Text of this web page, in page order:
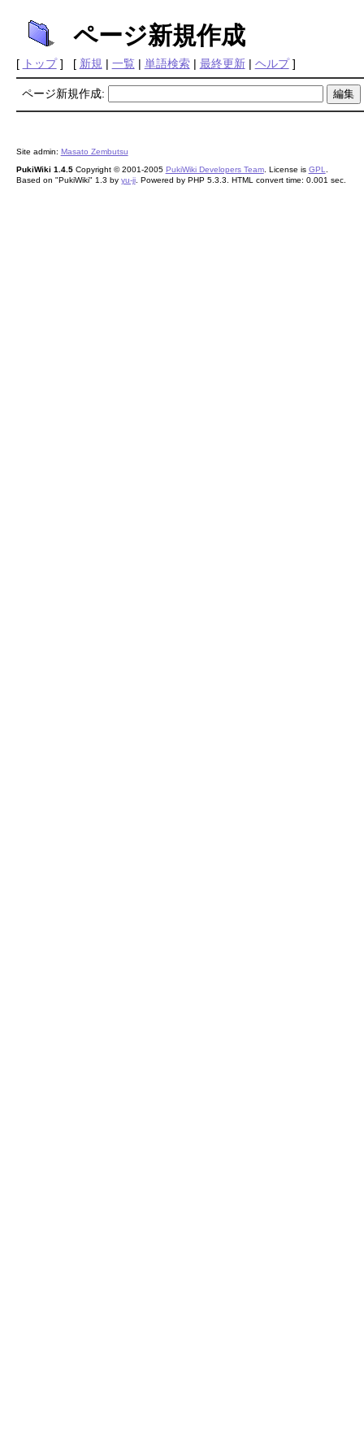
ページ新規作成
[ トップ] [ 新規 | 一覧 | 単語検索| 最終更新| ヘルプ]
ページ新規作成:
Site admin: Masato Zembutsu
PukiWiki 1.4.5Copyright © 2001-2005 PukiWiki Developers Team. License is GPL
Based on "PukiWiki" 1.3 by yu-ji. Powered by PHP 5.3.3. HTML convert time: 0.001 sec.